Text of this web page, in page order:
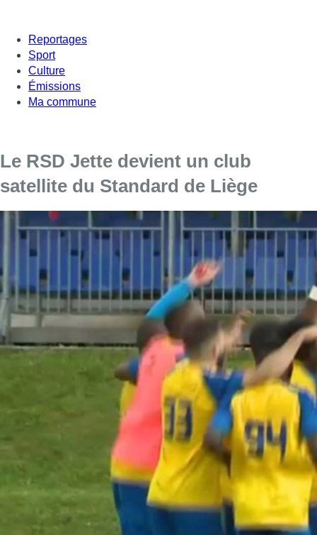
Reportages
Sport
Culture
Émissions
Ma commune
Le RSD Jette devient un club
satellite du Standard de Liège